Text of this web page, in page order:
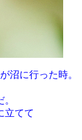
沼に行った時。
立てて